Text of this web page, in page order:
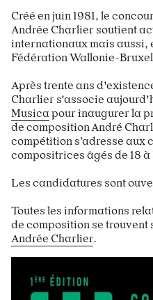
Créé en juin 1981, le
Andrée Charlier soutient
internationaux mais aussi,
Fédération Wallonie-
Après trente ans
Charlier s'associe
Musica pour inaugurer la
de composition André
compétition s’adresse aux
compositrices âgés de 18 à
Les candidatures sont
Toutes les informations
de composition se trouvent
Andrée Charlier.